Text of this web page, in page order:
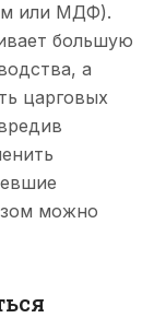
или МДФ).
большую
а
царговых
можно